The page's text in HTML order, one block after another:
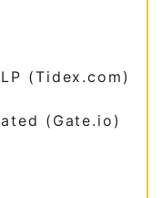
(Tidex.com)
(Gate.io)